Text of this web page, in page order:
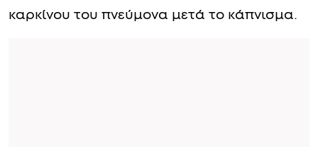
καρκίνου του πνεύμονα μετά το κάπνισμα.